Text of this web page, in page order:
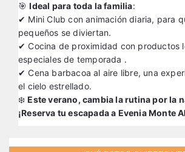
🎯Ideal para toda la familia:
✔ Mini Club con animación diaria, para
pequeños se diviertan.
✔ Cocina de proximidad con productos
especiales de temporada .
✔ Cena barbacoa al aire libre, una
el cielo estrellado.
❄️Este verano, cambia la rutina por la
¡Reserva tu escapada a Evenia Monte